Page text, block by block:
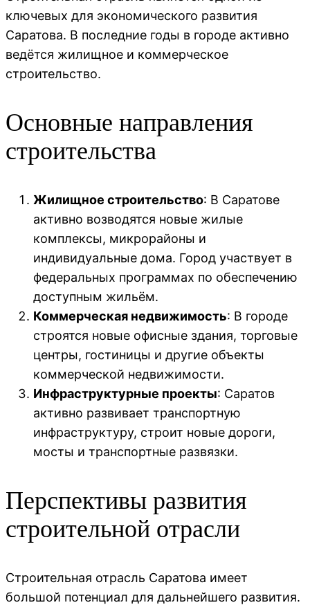
ключевых для экономического развития
Саратова. В последние годы в городе активно
ведётся жилищное и коммерческое
строительство.
Основные направления
строительства
Жилищное строительство: В Саратове
активно возводятся новые жилые
комплексы, микрорайоны и
индивидуальные дома. Город участвует в
федеральных программах по обеспечению
доступным жильём.
Коммерческая недвижимость: В городе
строятся новые офисные здания, торговые
центры, гостиницы и другие объекты
коммерческой недвижимости.
Инфраструктурные проекты: Саратов
активно развивает транспортную
инфраструктуру, строит новые дороги,
мосты и транспортные развязки.
Перспективы развития
строительной отрасли
Строительная отрасль Саратова имеет
большой потенциал для дальнейшего развития.